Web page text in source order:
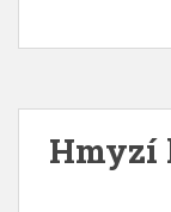
Hmyzí